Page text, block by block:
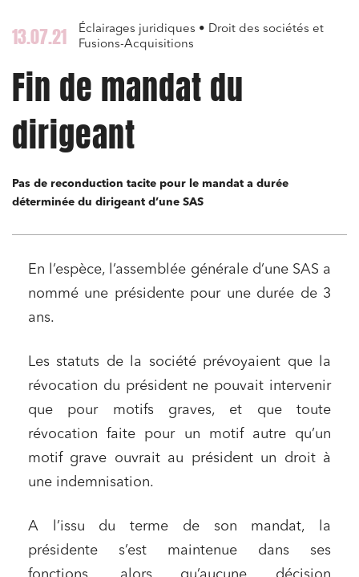
13.07.21
Éclairages juridiques • Droit des sociétés et
Fusions-Acquisitions
Fin de mandat du
dirigeant
Pas de reconduction tacite pour le mandat a durée
déterminée du dirigeant d’une SAS
En l’espèce, l’assemblée générale d’une SAS a
nommé une présidente pour une durée de 3
ans.
Les statuts de la société prévoyaient que la
révocation du président ne pouvait intervenir
que pour motifs graves, et que toute
révocation faite pour un motif autre qu’un
motif grave ouvrait au président un droit à
une indemnisation.
A l’issu du terme de son mandat, la
présidente s’est maintenue dans ses